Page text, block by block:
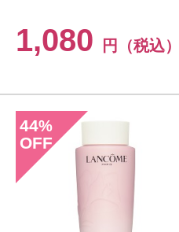
1,080 円（税込）
44%
OFF